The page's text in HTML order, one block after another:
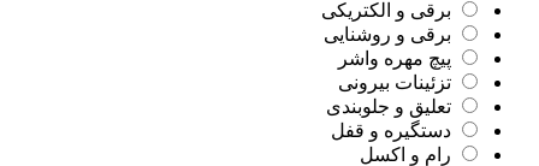
برقی و الکتریکی
برقی و روشنایی
پیچ مهره واشر
تزئینات بیرونی
تعلیق و جلوبندی
دستگیره و قفل
رام و اکسل